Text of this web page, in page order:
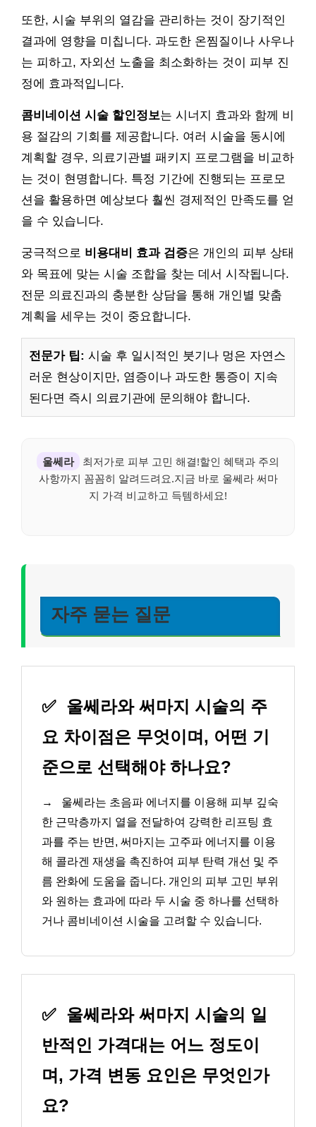
또한, 시술 부위의 열감을 관리하는 것이 장기적인
결과에 영향을 미칩니다. 과도한 온찜질이나 사우나
는 피하고, 자외선 노출을 최소화하는 것이 피부 진
정에 효과적입니다.
콤비네이션 시술 할인정보는 시너지 효과와 함께 비
용 절감의 기회를 제공합니다. 여러 시술을 동시에
계획할 경우, 의료기관별 패키지 프로그램을 비교하
는 것이 현명합니다. 특정 기간에 진행되는 프로모
션을 활용하면 예상보다 훨씬 경제적인 만족도를 얻
을 수 있습니다.
궁극적으로 비용대비 효과 검증은 개인의 피부 상태
와 목표에 맞는 시술 조합을 찾는 데서 시작됩니다.
전문 의료진과의 충분한 상담을 통해 개인별 맞춤
계획을 세우는 것이 중요합니다.
전문가 팁: 시술 후 일시적인 붓기나 멍은 자연스
러운 현상이지만, 염증이나 과도한 통증이 지속
된다면 즉시 의료기관에 문의해야 합니다.
울쎄라
최저가로 피부 고민 해결!할인 혜택과 주의
사항까지 꼼꼼히 알려드려요.지금 바로 울쎄라 써마
지 가격 비교하고 득템하세요!
자주 묻는 질문
✅ 울쎄라와 써마지 시술의 주
요 차이점은 무엇이며, 어떤 기
준으로 선택해야 하나요?
→
울쎄라는 초음파 에너지를 이용해 피부 깊숙
한 근막층까지 열을 전달하여 강력한 리프팅 효
과를 주는 반면, 써마지는 고주파 에너지를 이용
해 콜라겐 재생을 촉진하여 피부 탄력 개선 및 주
름 완화에 도움을 줍니다. 개인의 피부 고민 부위
와 원하는 효과에 따라 두 시술 중 하나를 선택하
거나 콤비네이션 시술을 고려할 수 있습니다.
✅ 울쎄라와 써마지 시술의 일
반적인 가격대는 어느 정도이
며, 가격 변동 요인은 무엇인가
요?